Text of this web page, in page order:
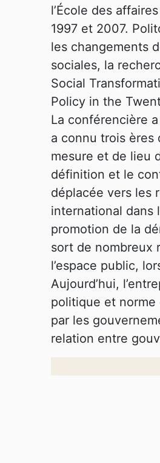
l’École des
1997 et 2007.
les changements
sociales, la
Social
Policy in the
La conférencière
a connu trois ères
mesure et de lieu
définition et le
déplacée vers les
international dans
promotion de la
sort de nombreux
l’espace public,
Aujourd’hui,
politique et norme
par les
relation entre